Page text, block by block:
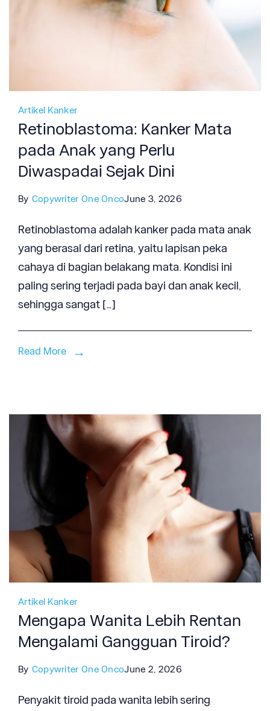
Artikel Kanker
Retinoblastoma: Kanker Mata
pada Anak yang Perlu
Diwaspadai Sejak Dini
By Copywriter One OncoJune 3, 2026
Retinoblastoma adalah kanker pada mata anak
yang berasal dari retina, yaitu lapisan peka
cahaya di bagian belakang mata. Kondisi ini
paling sering terjadi pada bayi dan anak kecil,
sehingga sangat […]
Read More
Artikel Kanker
Mengapa Wanita Lebih Rentan
Mengalami Gangguan Tiroid?
By Copywriter One OncoJune 2, 2026
Penyakit tiroid pada wanita lebih sering